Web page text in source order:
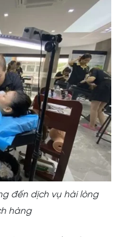
đến dịch vụ hài lòng
hàng